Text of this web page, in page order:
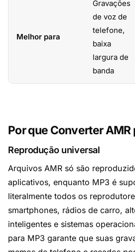
Melhor para
Gravações
de voz de
telefone,
baixa
largura de
banda
Por que Converter AMR
Reprodução universal
Arquivos AMR só são
aplicativos, enquanto MP3 é
literalmente todos os
smartphones, rádios de carro,
inteligentes e sistemas
para MP3 garante que suas